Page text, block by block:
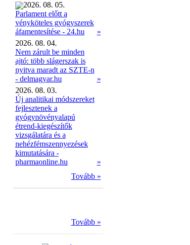
2026. 08. 05.
Parlament előtt a
vényköteles gyógyszerek
áfamentesítése - 24.hu
»
2026. 08. 04.
Nem zárult be minden
ajtó: több slágerszak is
nyitva maradt az SZTE-n
- delmagyar.hu
»
2026. 08. 03.
Új analitikai módszereket
fejlesztenek a
gyógynövényalapú
étrend-kiegészítők
vizsgálatára és a
nehézfémszennyezések
kimutatására -
pharmaonline.hu
»
Tovább »
Tovább »